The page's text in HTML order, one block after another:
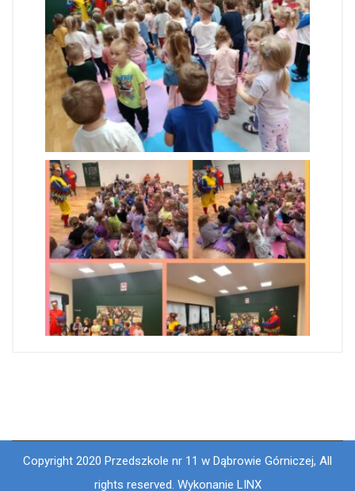
Copyright 2020 Przedszkole nr 11 w Dąbrowie Górniczej, All
rights reserved. Wykonanie LINX